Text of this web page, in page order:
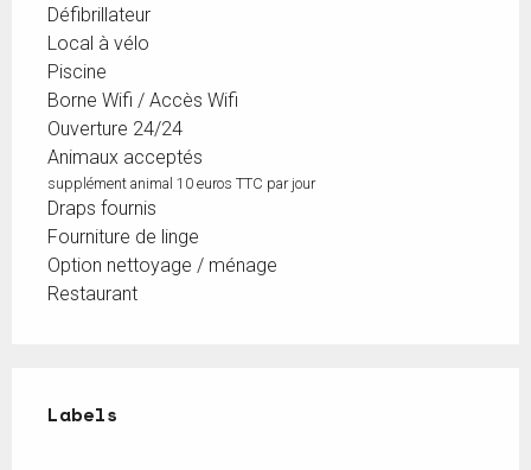
Défibrillateur
Local à vélo
Piscine
Borne Wifi / Accès Wifi
Ouverture 24/24
Animaux acceptés
supplément animal 10 euros TTC par jour
Draps fournis
Fourniture de linge
Option nettoyage / ménage
Restaurant
Labels
Labels